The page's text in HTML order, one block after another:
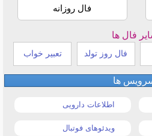
فال روزانه
فال ها
فال روز تولد تعبیر خواب
ها
اطلاعات دارویی
ویدئوهای فوتبال